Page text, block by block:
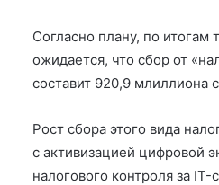
Согласно плану, по итогам
ожидается, что сбор от
составит 920,9 млиллиона
Рост сбора этого вида
с активизацией цифровой
налогового контроля за IT-